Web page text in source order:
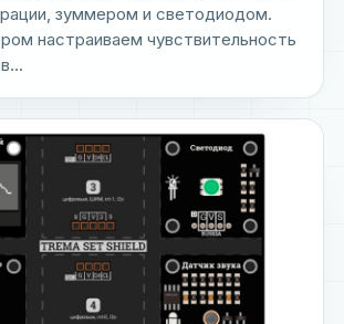
зуммером и светодиодом.
настраиваем чувствительность